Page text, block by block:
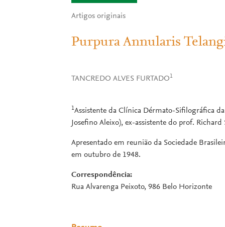
Artigos originais
Purpura Annularis
TANCREDO ALVES FURTADO1
1Assistente da Clínica Dérmato-Sifilográfica
Josefino Aleixo), ex-assistente do prof.
Apresentado em reunião da Sociedade
em outubro de 1948.
Correspondência:
Rua Alvarenga Peixoto, 986 Belo Horizonte